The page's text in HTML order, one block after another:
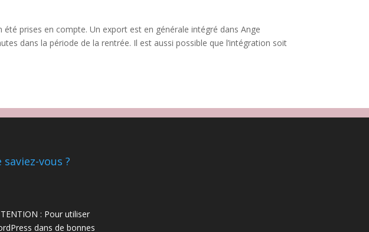
prises en compte. Un export est en générale intégré dans Ange
dans la période de la rentrée. Il est aussi possible que l’intégration soit
saviez-vous ?
: Pour utiliser
dans de bonnes